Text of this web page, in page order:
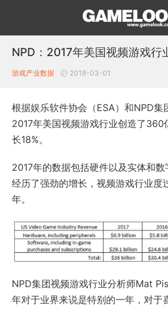
NPD：2017年美国视频游戏行
游戏产业数据 2018-03-01
根据娱乐软件协会（ESA）和NPD集
2017年美国视频游戏行业创造了360
长18%。
2017年的数据包括硬件以及实体和
经历了强劲的增长，视频游戏行业度
年。
NPD集团视频游戏行业分析师Mat
年对于业界来说是特别的一年，对于